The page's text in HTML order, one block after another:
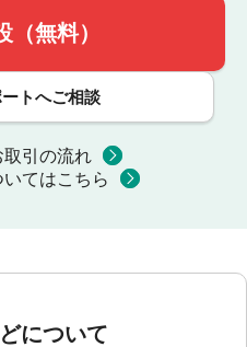
（無料）
トへご相談
取引の流れ
てはこちら
について